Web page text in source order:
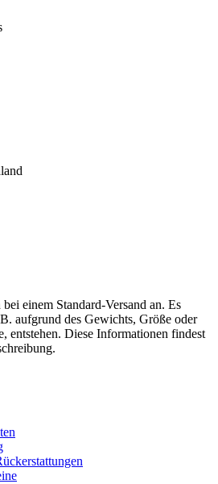
einem Standard-Versand an. Es
aufgrund des Gewichts, Größe oder
entstehen. Diese Informationen findest